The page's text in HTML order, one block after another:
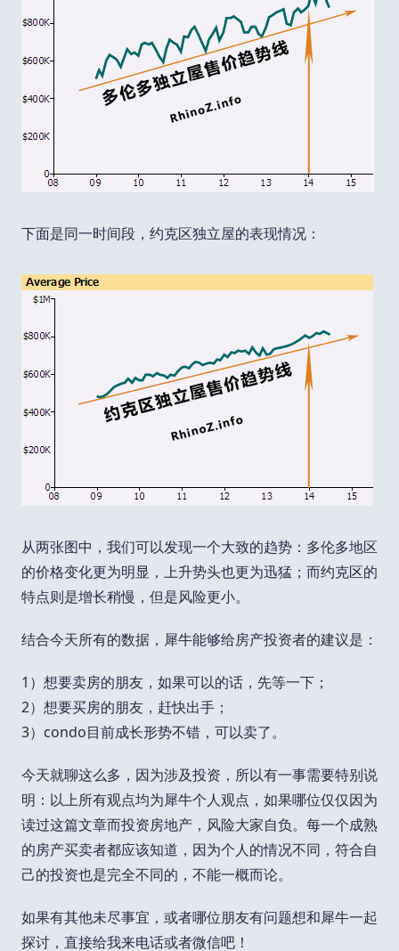
下面是同一时间段，约克区独立屋的表现情况：
从两张图中，我们可以发现一个大致的趋势：多伦多地区
的价格变化更为明显，上升势头也更为迅猛；而约克区的
特点则是增长稍慢，但是风险更小。
结合今天所有的数据，犀牛能够给房产投资者的建议是：
1）想要卖房的朋友，如果可以的话，先等一下；
2）想要买房的朋友，赶快出手；
3）condo目前成长形势不错，可以卖了。
今天就聊这么多，因为涉及投资，所以有一事需要特别说
明：以上所有观点均为犀牛个人观点，如果哪位仅仅因为
读过这篇文章而投资房地产，风险大家自负。每一个成熟
的房产买卖者都应该知道，因为个人的情况不同，符合自
己的投资也是完全不同的，不能一概而论。
如果有其他未尽事宜，或者哪位朋友有问题想和犀牛一起
探讨，直接给我来电话或者微信吧！